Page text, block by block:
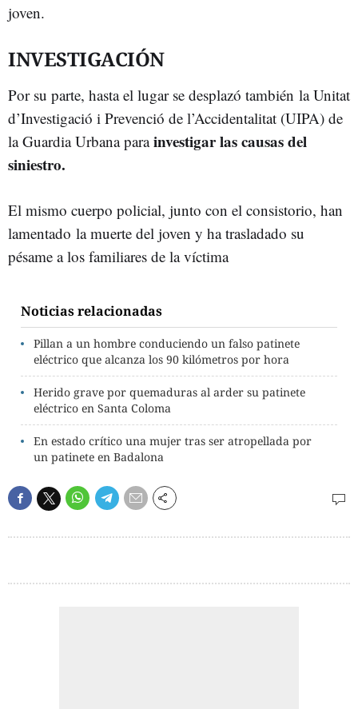
joven.
INVESTIGACIÓN
Por su parte, hasta el lugar se desplazó también la Unitat
d’Investigació i Prevenció de l’Accidentalitat (UIPA) de
la Guardia Urbana parainvestigar las causas del
siniestro.
El mismo cuerpo policial, junto con el consistorio, han
lamentado la muerte del joven y ha trasladado su
pésame a los familiares de la víctima
Noticias relacionadas
Pillan a un hombre conduciendo un falso patinete
eléctrico que alcanza los 90 kilómetros por hora
Herido grave por quemaduras al arder su patinete
eléctrico en Santa Coloma
En estado crítico una mujer tras ser atropellada por
un patinete en Badalona